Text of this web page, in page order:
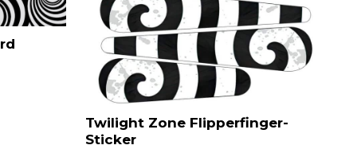
Twilight Zone Flipperfinger-
Sticker